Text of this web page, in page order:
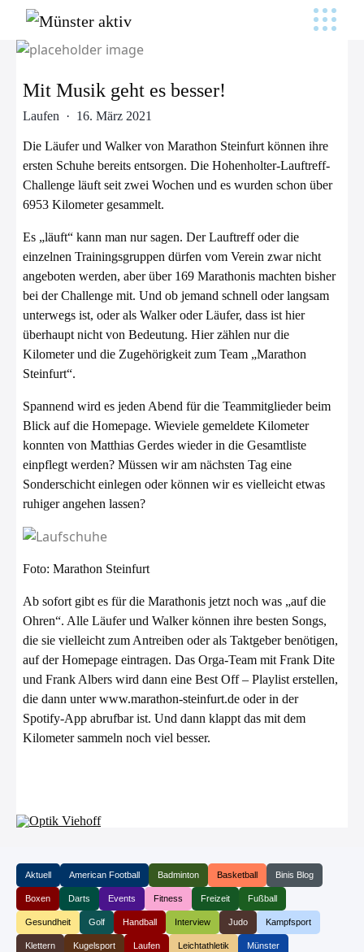
Mit Musik geht es besser!
Laufen · 16. März 2021
Die Läufer und Walker von Marathon Steinfurt können ihre
ersten Schuhe bereits entsorgen. Die Hohenholter-Lauftreff-
Challenge läuft seit zwei Wochen und es wurden schon über
6953 Kilometer gesammelt.
Es „läuft“ kann man nur sagen. Der Lauftreff oder die
einzelnen Trainingsgruppen dürfen vom Verein zwar nicht
angeboten werden, aber über 169 Marathonis machten bisher
bei der Challenge mit. Und ob jemand schnell oder langsam
unterwegs ist, oder als Walker oder Läufer, dass ist hier
überhaupt nicht von Bedeutung. Hier zählen nur die
Kilometer und die Zugehörigkeit zum Team „Marathon
Steinfurt“.
Spannend wird es jeden Abend für die Teammitglieder beim
Blick auf die Homepage. Wieviele gemeldete Kilometer
konnten von Matthias Gerdes wieder in die Gesamtliste
einpflegt werden? Müssen wir am nächsten Tag eine
Sonderschicht einlegen oder können wir es vielleicht etwas
ruhiger angehen lassen?
Foto: Marathon Steinfurt
Ab sofort gibt es für die Marathonis jetzt noch was „auf die
Ohren“. Alle Läufer und Walker können ihre besten Songs,
die sie vielleicht zum Antreiben oder als Taktgeber benötigen,
auf der Homepage eintragen. Das Orga-Team mit Frank Dite
und Frank Albers wird dann eine Best Off – Playlist erstellen,
die dann unterwww.marathon-steinfurt.de oder in der
Spotify-App abrufbar ist. Und dann klappt das mit dem
Kilometer sammeln noch viel besser.
Aktuell American Football Badminton Basketball Binis Blog
Boxen Darts Events Fitness Freizeit Fußball
Gesundheit Golf Handball Interview Judo Kampfsport
Klettern Kugelsport Laufen Leichtathletik Münster